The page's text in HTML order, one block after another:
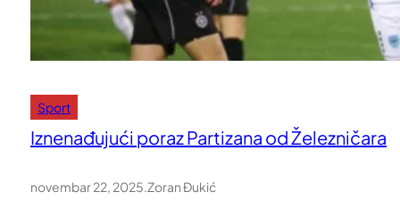
Sport
Iznenađujući poraz Partizana od Železničara
novembar 22, 2025 Zoran Đukić